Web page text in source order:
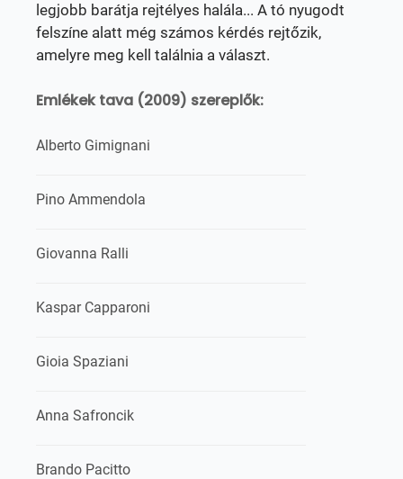
legjobb barátja rejtélyes halála... A tó nyugodt
felszíne alatt még számos kérdés rejtőzik,
amelyre meg kell találnia a választ.
Emlékek tava (2009) szereplők:
Alberto Gimignani
Pino Ammendola
Giovanna Ralli
Kaspar Capparoni
Gioia Spaziani
Anna Safroncik
Brando Pacitto